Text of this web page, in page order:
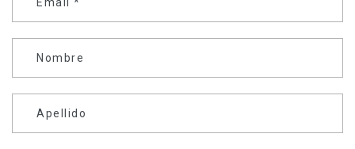
Nombre
Apellido